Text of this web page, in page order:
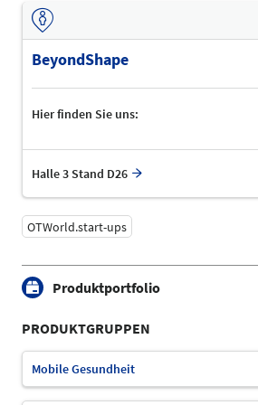
BeyondShape
Hier finden Sie uns:
Halle 3 Stand D26
OTWorld.start-ups
Produktportfolio
PRODUKTGRUPPEN
Mobile Gesundheit